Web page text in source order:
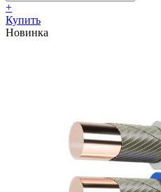
+
Купить
Новинка